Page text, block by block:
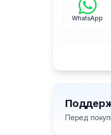
WhatsApp
Перед